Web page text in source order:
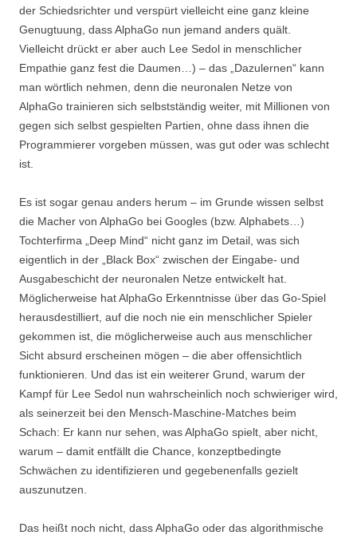
der Schiedsrichter und verspürt vielleicht eine ganz kleine
Genugtuung, dass AlphaGo nun jemand anders quält.
Vielleicht drückt er aber auch Lee Sedol in menschlicher
Empathie ganz fest die Daumen…) – das „Dazulernen“ kann
man wörtlich nehmen, denn die neuronalen Netze von
AlphaGo trainieren sich selbstständig weiter, mit Millionen von
gegen sich selbst gespielten Partien, ohne dass ihnen die
Programmierer vorgeben müssen, was gut oder was schlecht
ist.
Es ist sogar genau anders herum – im Grunde wissen selbst
die Macher von AlphaGo bei Googles (bzw. Alphabets…)
Tochterfirma „Deep Mind“ nicht ganz im Detail, was sich
eigentlich in der „Black Box“ zwischen der Eingabe- und
Ausgabeschicht der neuronalen Netze entwickelt hat.
Möglicherweise hat AlphaGo Erkenntnisse über das Go-Spiel
herausdestilliert, auf die noch nie ein menschlicher Spieler
gekommen ist, die möglicherweise auch aus menschlicher
Sicht absurd erscheinen mögen – die aber offensichtlich
funktionieren. Und das ist ein weiterer Grund, warum der
Kampf für Lee Sedol nun wahrscheinlich noch schwieriger wird,
als seinerzeit bei den Mensch-Maschine-Matches beim
Schach: Er kann nur sehen, was AlphaGo spielt, aber nicht,
warum – damit entfällt die Chance, konzeptbedingte
Schwächen zu identifizieren und gegebenenfalls gezielt
auszunutzen.
Das heißt noch nicht, dass AlphaGo oder das algorithmische